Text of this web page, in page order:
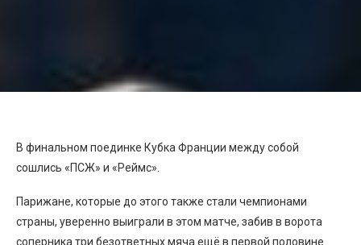
В финальном поединке Кубка Франции между собой
сошлись «ПСЖ» и «Реймс».
Парижане, которые до этого также стали чемпионами
страны, уверенно выиграли в этом матче, забив в ворота
соперника три безответных мяча ещё в первой половине